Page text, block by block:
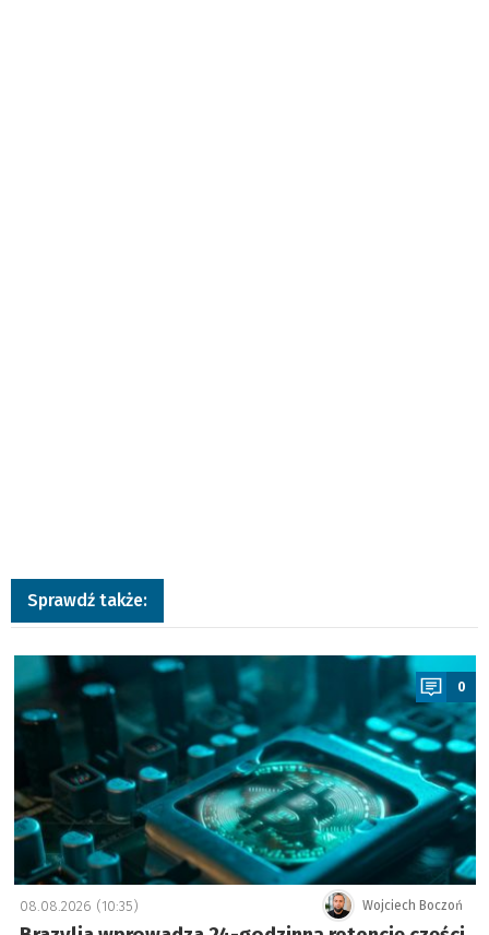
Sprawdź także:
a
0
Wojciech Boczoń
08.08.2026 (10:35)